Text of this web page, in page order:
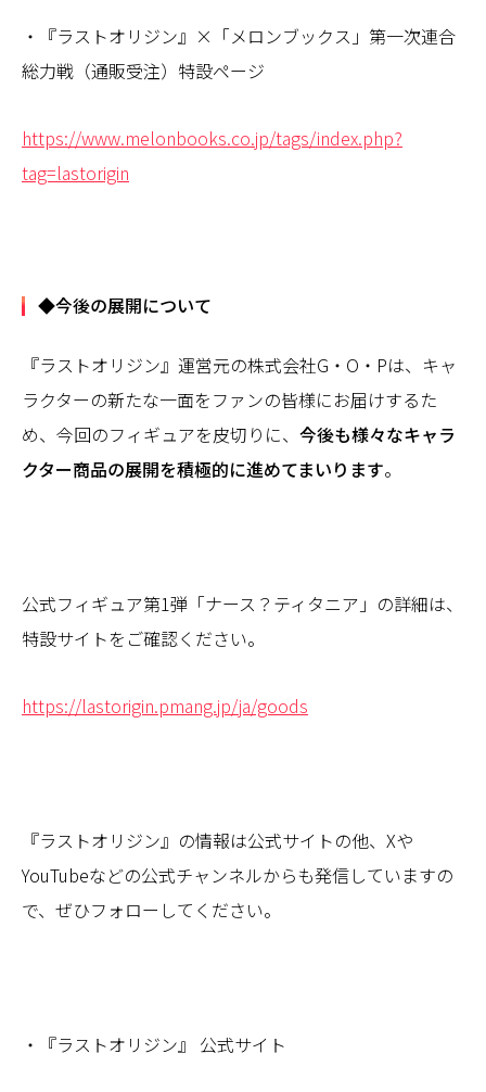
・『ラストオリジン』×「メロンブックス」第一次連合
総力戦（通販受注）特設ページ
https://www.melonbooks.co.jp/tags/index.php?
tag=lastorigin
◆今後の展開について
『ラストオリジン』運営元の株式会社G・O・Pは、キャ
ラクターの新たな一面をファンの皆様にお届けするた
め、今回のフィギュアを皮切りに、 今後も様々なキャラ
クター商品の展開を積極的に進めてまいります。
公式フィギュア第1弾「ナース？ティタニア」の詳細は、
特設サイトをご確認ください。
https://lastorigin.pmang.jp/ja/goods
『ラストオリジン』の情報は公式サイトの他、Xや
YouTubeなどの公式チャンネルからも発信していますの
で、ぜひフォローしてください。
・『ラストオリジン』 公式サイト